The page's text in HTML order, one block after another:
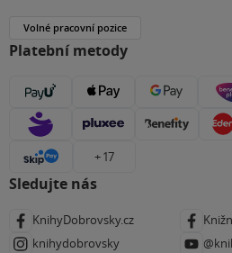
Volné pracovní pozice
Platební metody
+ 17
Sledujte nás
KnihyDobrovsky.cz
knihydobrovsky